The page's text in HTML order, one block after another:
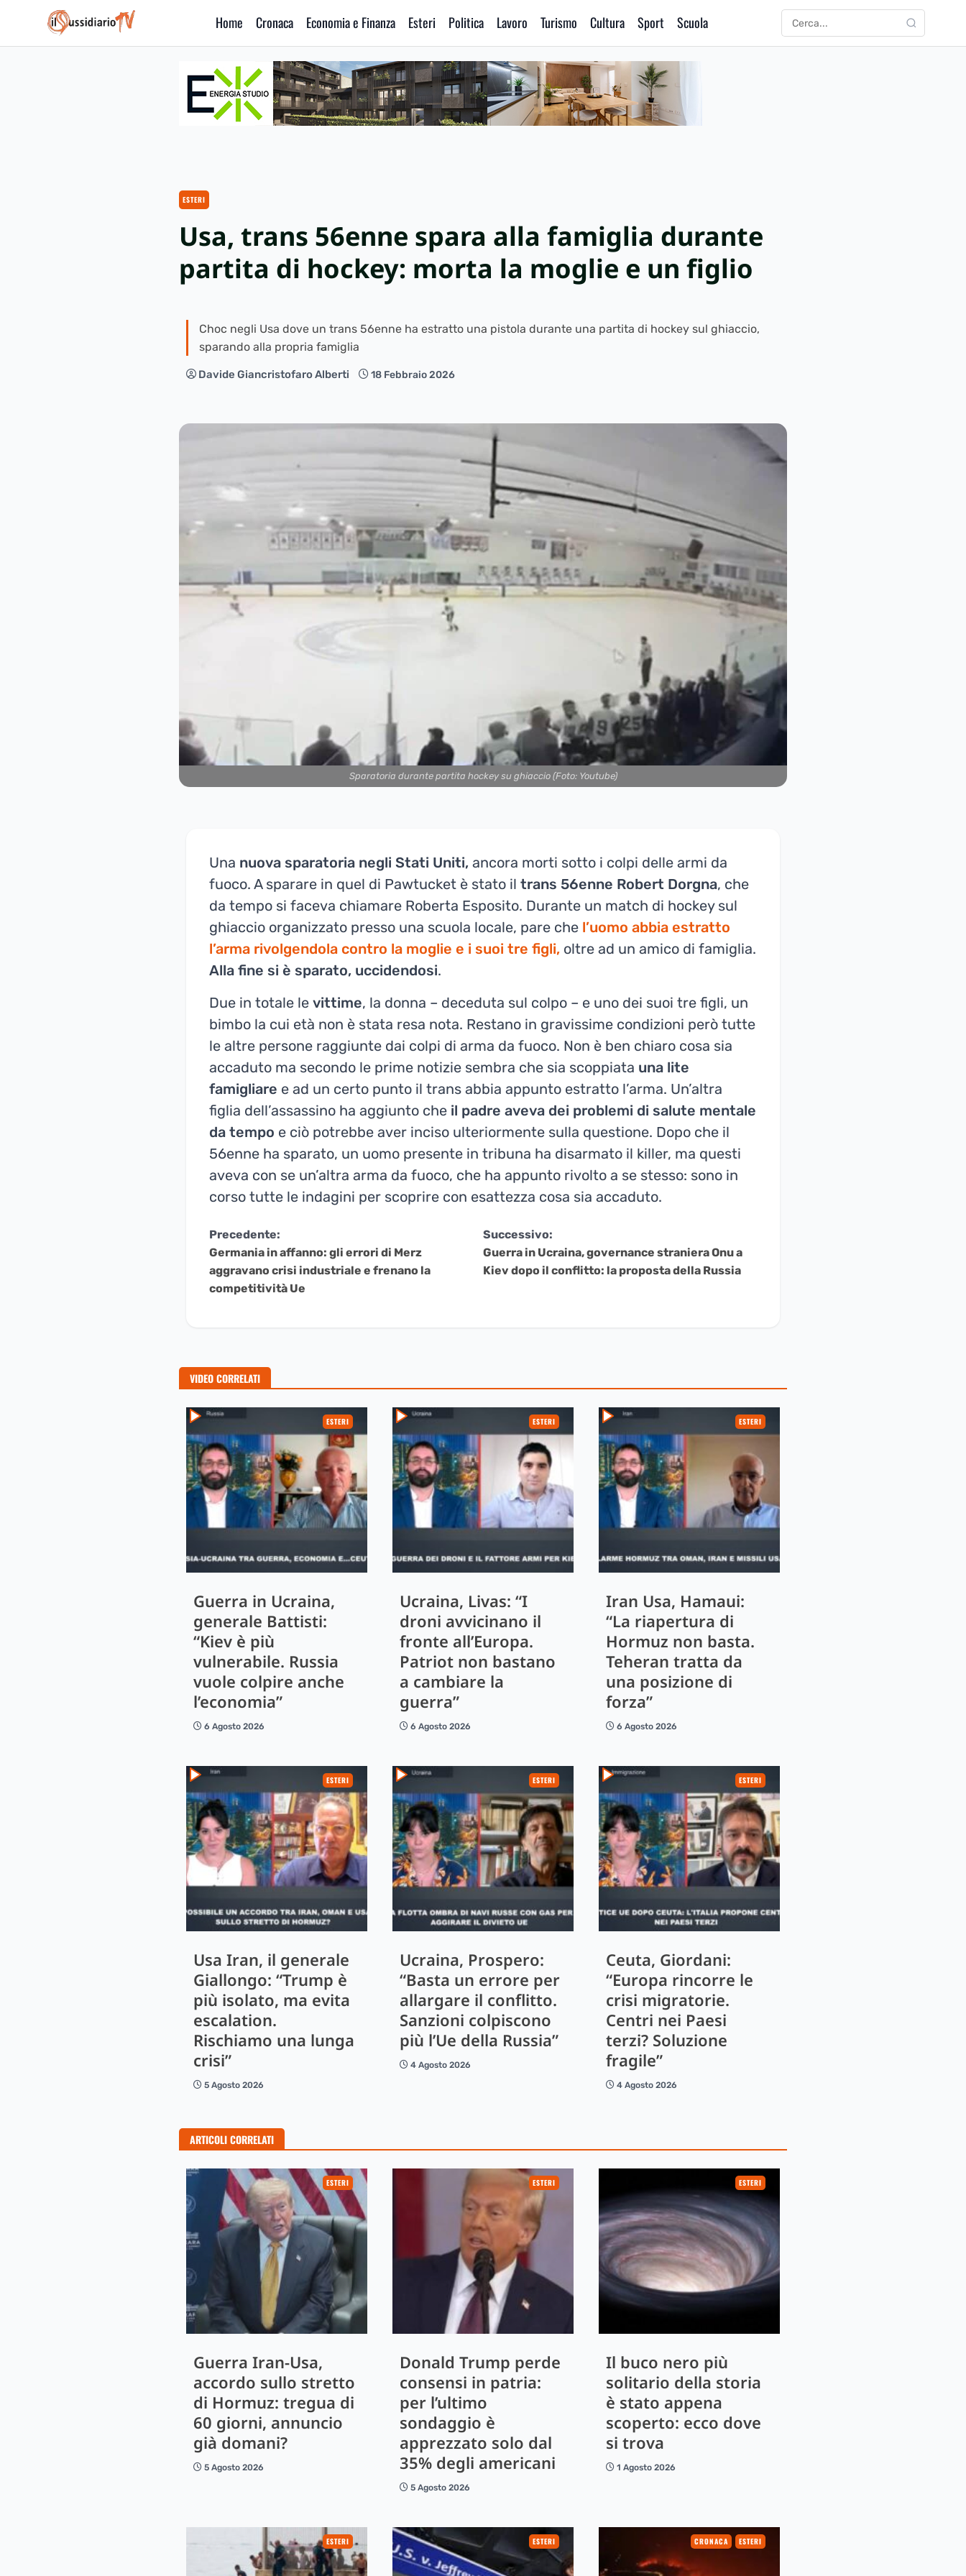
IlSussidiario TV
Home Cronaca Economia e Finanza Esteri Politica Lavoro Turismo Cultura Sport Scuola Cerca: CERCA
ESTERI
Usa, trans 56enne spara alla famiglia durante
partita di hockey: morta la moglie e un figlio
Choc negli Usa dove un trans 56enne ha estratto una pistola durante una partita di hockey sul ghiaccio,
sparando alla propria famiglia
Davide Giancristofaro Alberti 18 Febbraio 2026
Sparatoria durante partita hockey su ghiaccio (Foto: Youtube)
Una nuova sparatoria negli Stati Uniti, ancora morti sotto i colpi delle armi da
fuoco. A sparare in quel di Pawtucket è stato il trans 56enne Robert Dorgna, che
da tempo si faceva chiamare Roberta Esposito. Durante un match di hockey sul
ghiaccio organizzato presso una scuola locale, pare che l’uomo abbia estratto
l’arma rivolgendola contro la moglie e i suoi tre figli, oltre ad un amico di famiglia.
Alla fine si è sparato, uccidendosi.
Due in totale le vittime, la donna – deceduta sul colpo – e uno dei suoi tre figli, un
bimbo la cui età non è stata resa nota. Restano in gravissime condizioni però tutte
le altre persone raggiunte dai colpi di arma da fuoco. Non è ben chiaro cosa sia
accaduto ma secondo le prime notizie sembra che sia scoppiata una lite
famigliare e ad un certo punto il trans abbia appunto estratto l’arma. Un’altra
figlia dell’assassino ha aggiunto che il padre aveva dei problemi di salute mentale
da tempo e ciò potrebbe aver inciso ulteriormente sulla questione. Dopo che il
56enne ha sparato, un uomo presente in tribuna ha disarmato il killer, ma questi
aveva con se un’altra arma da fuoco, che ha appunto rivolto a se stesso: sono in
corso tutte le indagini per scoprire con esattezza cosa sia accaduto.
Continua
a
Leggere
Precedente:
Germania in affanno: gli errori di Merz
aggravano crisi industriale e frenano la
competitività Ue
Successivo:
Guerra in Ucraina, governance straniera Onu a
Kiev dopo il conflitto: la proposta della Russia
VIDEO CORRELATI
ESTERI
Guerra in Ucraina,
generale Battisti:
“Kiev è più
vulnerabile. Russia
vuole colpire anche
l’economia”
6 Agosto 2026
ESTERI
Ucraina, Livas: “I
droni avvicinano il
fronte all’Europa.
Patriot non bastano
a cambiare la
guerra”
6 Agosto 2026
ESTERI
Iran Usa, Hamaui:
“La riapertura di
Hormuz non basta.
Teheran tratta da
una posizione di
forza”
6 Agosto 2026
ESTERI
Usa Iran, il generale
Giallongo: “Trump è
più isolato, ma evita
escalation.
Rischiamo una lunga
crisi”
5 Agosto 2026
ESTERI
Ucraina, Prospero:
“Basta un errore per
allargare il conflitto.
Sanzioni colpiscono
più l’Ue della Russia”
4 Agosto 2026
ESTERI
Ceuta, Giordani:
“Europa rincorre le
crisi migratorie.
Centri nei Paesi
terzi? Soluzione
fragile”
4 Agosto 2026
ARTICOLI CORRELATI
ESTERI
Guerra Iran-Usa,
accordo sullo stretto
di Hormuz: tregua di
60 giorni, annuncio
già domani?
5 Agosto 2026
ESTERI
Donald Trump perde
consensi in patria:
per l’ultimo
sondaggio è
apprezzato solo dal
35% degli americani
5 Agosto 2026
ESTERI
Il buco nero più
solitario della storia
è stato appena
scoperto: ecco dove
si trova
1 Agosto 2026
ESTERI ESTERI CRONACA ESTERI